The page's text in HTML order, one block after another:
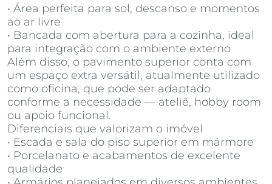
• Área perfeita para sol, descanso e momentos
ao ar livre
• Bancada com abertura para a cozinha, ideal
para integração com o ambiente externo
Além disso, o pavimento superior conta com
um espaço extra versátil, atualmente utilizado
como oficina, que pode ser adaptado
conforme a necessidade — ateliê, hobby room
ou apoio funcional.
Diferenciais que valorizam o imóvel
• Escada e sala do piso superior em mármore
• Porcelanato e acabamentos de excelente
qualidade